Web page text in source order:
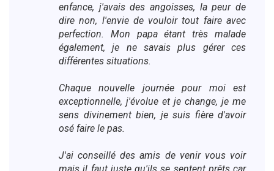
enfance, j'avais des angoisses, la peur de
dire non, l'envie de vouloir tout faire avec
perfection. Mon papa étant très malade
également, je ne savais plus gérer ces
différentes situations.
Chaque nouvelle journée pour moi est
exceptionnelle, j'évolue et je change, je me
sens divinement bien, je suis fière d'avoir
osé faire le pas.
J'ai conseillé des amis de venir vous voir